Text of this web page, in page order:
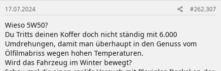
17.07.2024 #262.307
Wieso 5W50?
Du Tritts deinen Koffer doch nicht ständig mit 6.000
Umdrehungen, damit man überhaupt in den Genuss vom
Ölfilmabriss wegen hohen Temperaturen.
Wird das Fahrzeug im Winter bewegt?